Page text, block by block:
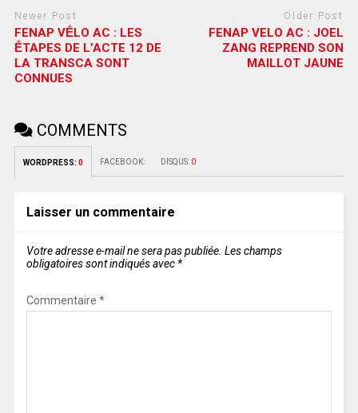
Newer Post
FENAP VḖLO AC : LES
ḖTAPES DE L’ACTE 12 DE
LA TRANSCA SONT
CONNUES
Older Post
FENAP VELO AC : JOEL
ZANG REPREND SON
MAILLOT JAUNE
COMMENTS
WORDPRESS: 0 FACEBOOK: DISQUS: 0
Laisser un commentaire
Votre adresse e-mail ne sera pas publiée. Les champs
obligatoires sont indiqués avec *
Commentaire *